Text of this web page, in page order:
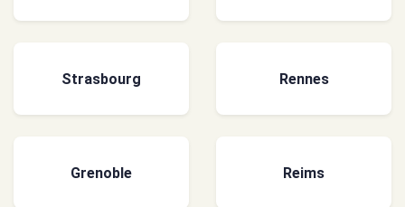
Strasbourg Rennes
Grenoble Reims